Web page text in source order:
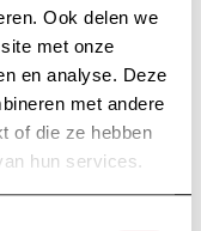
Ook delen we
met onze
en analyse. Deze
met andere
of die ze hebben
hun services.